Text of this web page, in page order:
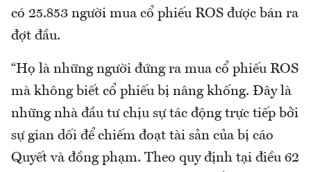
có 25.853 người mua cổ phiếu ROS được bán ra
đợt đầu.
“Họ là những người đứng ra mua cổ phiếu ROS
mà không biết cổ phiếu bị nâng khống. Đây là
những nhà đầu tư chịu sự tác động trực tiếp bởi
sự gian dối để chiếm đoạt tài sản của bị cáo
Quyết và đồng phạm. Theo quy định tại điều 62